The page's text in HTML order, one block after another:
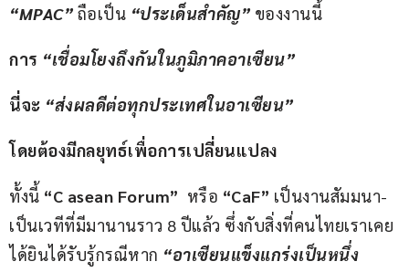
“MPAC” ถือเป็น “ประเด็นสำคัญ” ของงานนี้
การ “เชื่อมโยงถึงกันในภูมิภาคอาเซียน”
นี่จะ “ส่งผลดีต่อทุกประเทศในอาเซียน”
โดยต้องมีกลยุทธ์เพื่อการเปลี่ยนแปลง
ทั้งนี้ “C asean Forum” หรือ “CaF” เป็นงานสัมมนา-
เป็นเวทีที่มีมานานราว 8 ปีแล้ว ซึ่งกับสิ่งที่คนไทยเราเคย
ได้ยินได้รับรู้กรณีหาก “อาเซียนแข็งแกร่งเป็นหนึ่ง